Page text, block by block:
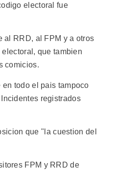
electoral fue
al RRD, al FPM y a otros
que tambien
comicios.
todo el pais tampoco
registrados
que "la cuestion del
FPM y RRD de